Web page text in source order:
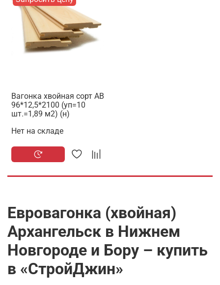
Вагонка хвойная сорт АВ
96*12,5*2100 (уп=10
шт.=1,89 м2) (н)
Нет на складе
Евровагонка (хвойная)
Архангельск в Нижнем
Новгороде и Бору – купить
в «СтройДжин»